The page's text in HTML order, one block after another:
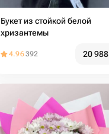
Букет из стойкой белой
хризантемы
4.96392 20 988